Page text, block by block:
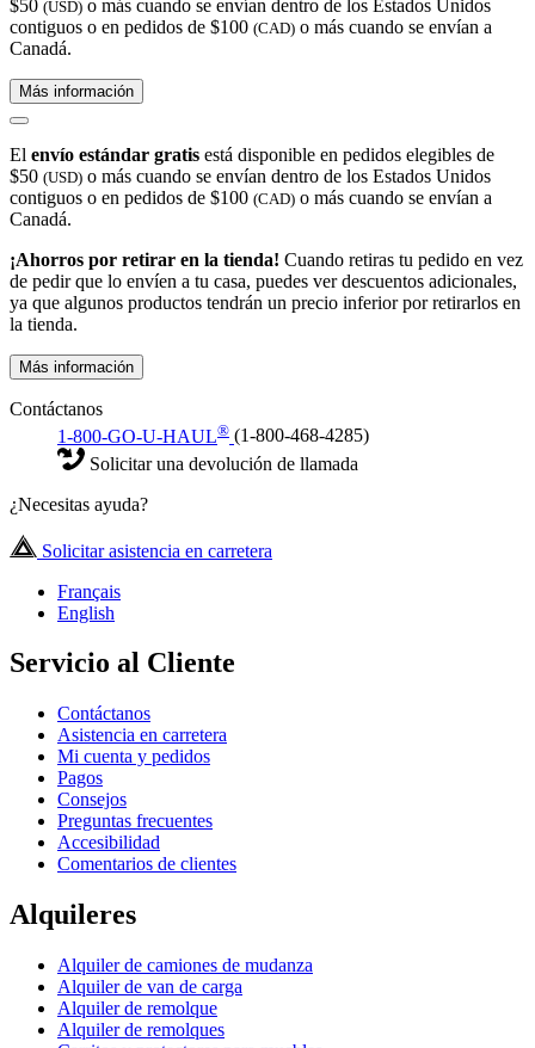
$50 (USD) o más cuando se envían dentro de los Estados Unidos
contiguos o en pedidos de $100 (CAD) o más cuando se envían a
Canadá.
Más información
El envío estándar gratis está disponible en pedidos elegibles de
$50 (USD) o más cuando se envían dentro de los Estados Unidos
contiguos o en pedidos de $100 (CAD) o más cuando se envían a
Canadá.
¡Ahorros por retirar en la tienda! Cuando retiras tu pedido en vez
de pedir que lo envíen a tu casa, puedes ver descuentos adicionales,
ya que algunos productos tendrán un precio inferior por retirarlos en
la tienda.
Más información
Contáctanos
1-800-GO-U-HAUL® (1-800-468-4285)
Solicitar una devolución de llamada
¿Necesitas ayuda?
Solicitar asistencia en carretera
Français
English
Servicio al Cliente
Contáctanos
Asistencia en carretera
Mi cuenta y pedidos
Pagos
Consejos
Preguntas frecuentes
Accesibilidad
Comentarios de clientes
Alquileres
Alquiler de camiones de mudanza
Alquiler de van de carga
Alquiler de remolque
Alquiler de remolques